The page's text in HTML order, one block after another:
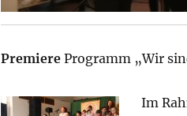
PremiereProgramm „Wir
Im